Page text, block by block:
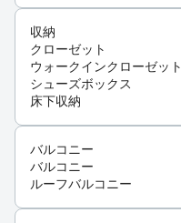
収納
クローゼット
ウォークインクローゼット
シューズボックス
床下収納
バルコニー
バルコニー
ルーフバルコニー